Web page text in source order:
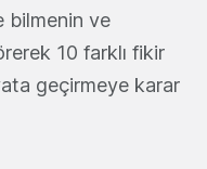
bilmenin ve
10 farklı fikir
geçirmeye karar